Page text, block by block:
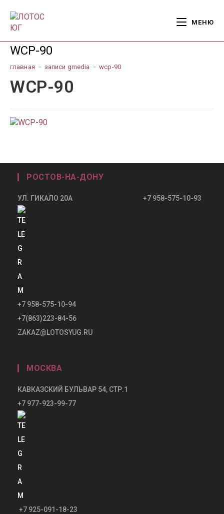
содержимому
МЕНЮ
WCP-90
главная > записи gmedia > wcp-90
WCP-90
РОСТОВ-НА-ДОНУ
УЛ. ГИКАЛО 20А +7 958-575-10-93
+7 958-575-10-94
+7(863)223-84-56
ZAKAZ@LOTOSYUG.RU
МОСКВА
КАВКАЗСКИЙ БУЛЬВАР 54, СТР.1
+7 977-923-99-77
+7 925-091-18-23